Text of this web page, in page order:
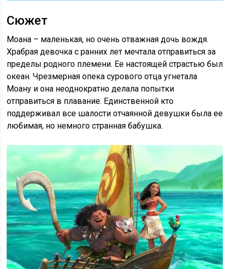
Сюжет
Моана – маленькая, но очень отважная дочь вождя.
Храбрая девочка с ранних лет мечтала отправиться за
пределы родного племени. Ее настоящей страстью был
океан. Чрезмерная опека сурового отца угнетала
Моану и она неоднократно делала попытки
отправиться в плавание. Единственной кто
поддерживал все шалости отчаянной девушки была ее
любимая, но немного странная бабушка.